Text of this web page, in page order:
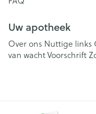
Uw apotheek
Over ons Nuttige links
van wachtVoorschrift